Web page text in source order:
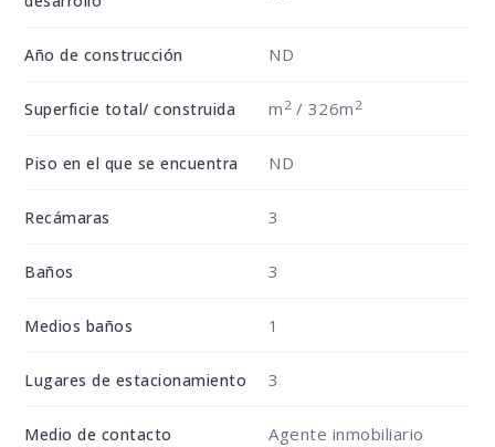
Año de construcción ND
Superficie total/ construida m 2/ 326m 2
Piso en el que se encuentra ND
Recámaras 3
Baños 3
Medios baños 1
Lugares de estacionamiento 3
Medio de contacto Agente inmobiliario